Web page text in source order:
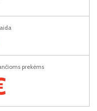
prekėms